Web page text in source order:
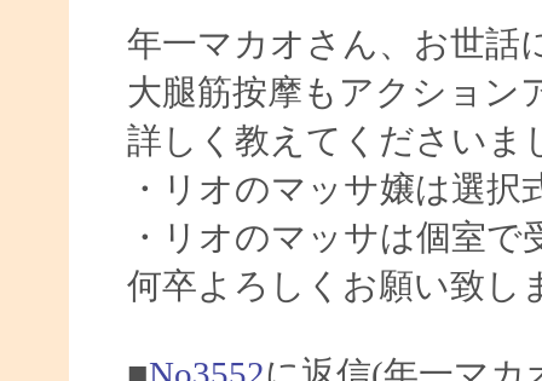
年一マカオさん、お世話
大腿筋按摩もアクション
詳しく教えてくださいま
・リオのマッサ嬢は選択
・リオのマッサは個室
何卒よろしくお願い致し